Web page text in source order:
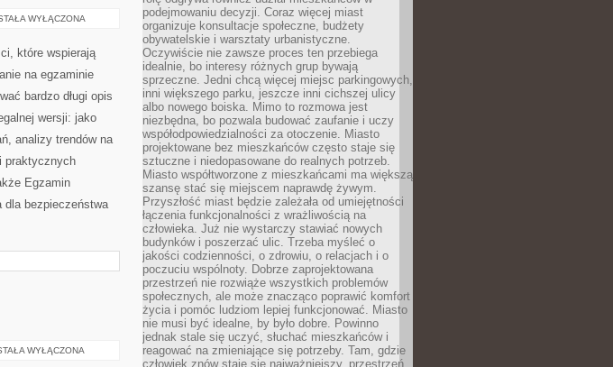
WYŁĄCZONA
które wspierają
na egzaminie
bardzo długi opis
wersji: jako
analizy trendów na
praktycznych
Egzamin
bezpieczeństwa
WYŁĄCZONA
podejmowaniu decyzji. Coraz więcej miast
organizuje konsultacje społeczne, budżety
obywatelskie i warsztaty urbanistyczne.
Oczywiście nie zawsze proces ten przebiega
idealnie, bo interesy różnych grup bywają
sprzeczne. Jedni chcą więcej miejsc parkingowych,
inni większego parku, jeszcze inni cichszej ulicy
albo nowego boiska. Mimo to rozmowa jest
niezbędna, bo pozwala budować zaufanie i uczy
współodpowiedzialności za otoczenie. Miasto
projektowane bez mieszkańców często staje się
sztuczne i niedopasowane do realnych potrzeb.
Miasto współtworzone z mieszkańcami ma większą
szansę stać się miejscem naprawdę żywym.
Przyszłość miast będzie zależała od umiejętności
łączenia funkcjonalności z wrażliwością na
człowieka. Już nie wystarczy stawiać nowych
budynków i poszerzać ulic. Trzeba myśleć o
jakości codzienności, o zdrowiu, o relacjach i o
poczuciu wspólnoty. Dobrze zaprojektowana
przestrzeń nie rozwiąże wszystkich problemów
społecznych, ale może znacząco poprawić komfort
życia i pomóc ludziom lepiej funkcjonować. Miasto
nie musi być idealne, by było dobre. Powinno
jednak stale się uczyć, słuchać mieszkańców i
reagować na zmieniające się potrzeby. Tam, gdzie
człowiek znów staje się najważniejszy, przestrzeń